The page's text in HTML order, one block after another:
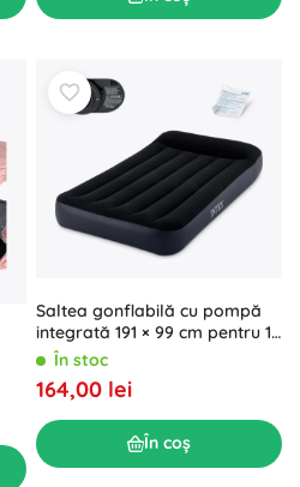
Saltea gonflabilă cu pompă
integrată 191 × 99 cm pentru 1
persoană INTEX
În stoc
164,00 lei
În coș